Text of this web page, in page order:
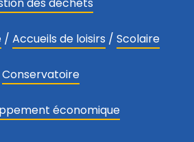
/ Accueils de loisirs / Scolaire
Conservatoire
économique